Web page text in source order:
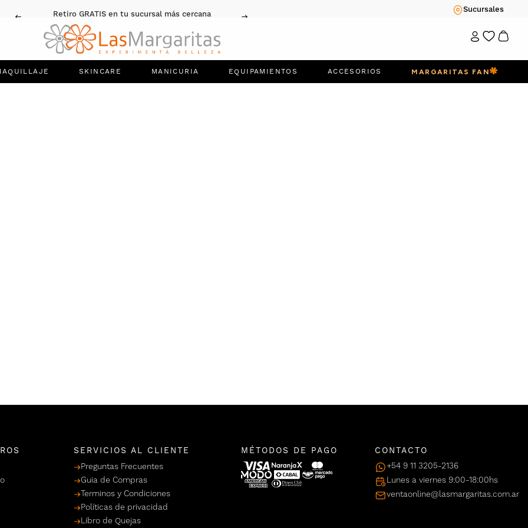
Retiro GRATIS en tu sucursal más cercana Sucursales
SKINCARE MANICURIA EQUIPAMIENTOS ACCESORIOS MARGARITAS FAN
SERVICIOS AL CLIENTE
Preguntas Frecuentes
Guia de Compras
Terminos y Condiciones
Políticas de privacidad
Libro de Quejas
MÉTODOS DE PAGO
CONTACTO
+54 9 11 3205-2136
Lunes a viernes 9:00-18:00hs
ventaonline@lasmargaritas.com.ar